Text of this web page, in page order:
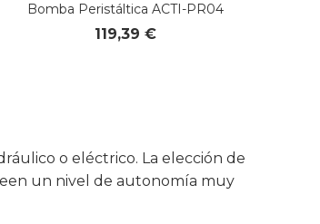
Bomba Peristáltica ACTI-PR04
119,39 €
o eléctrico. La elección de
un nivel de autonomía muy